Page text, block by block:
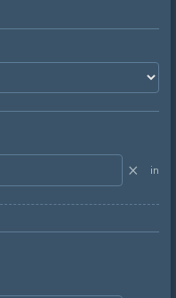
× in